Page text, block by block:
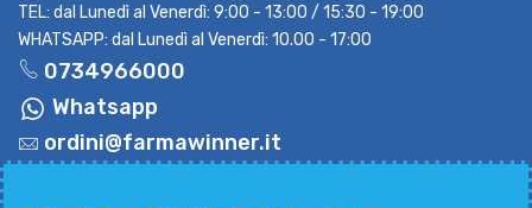
TEL: dal Lunedì al Venerdì: 9:00 - 13:00 / 15:30 - 19:00
WHATSAPP: dal Lunedì al Venerdì: 10.00 - 17:00
0734966000
Whatsapp
ordini@farmawinner.it